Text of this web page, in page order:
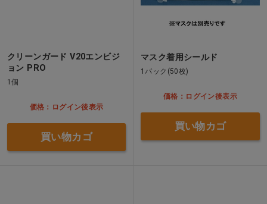
クリーンガード V20エンビジ
ョン PRO
1個
価格：ログイン後表示
買い物カゴ
マスク着用シールド
1パック(50枚)
価格：ログイン後表示
買い物カゴ